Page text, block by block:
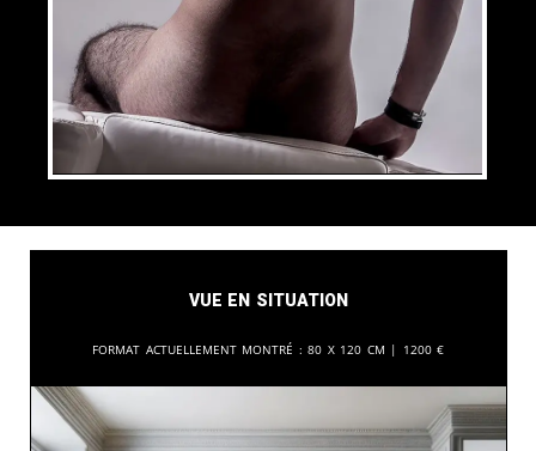
Vue en situation
Format actuellement montré : 80 x 120 cm | 1200 €